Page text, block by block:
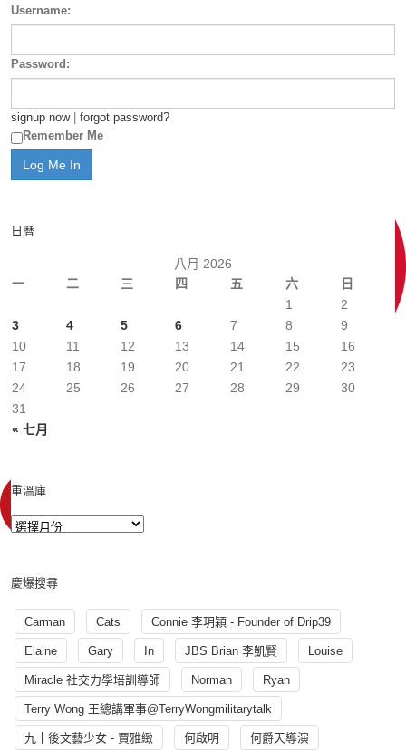
Username:
Password:
signup now| forgot password?
Remember Me
日曆
八月 2026
一
二 三 四 五 六 日
« 七月
1
2
3
4 5 6 7 8
9
10
11 12 13 14 15
16
17
18 19 20 21 22
23
24
25 26 27 28 29
30
31
重溫庫
慶爆搜尋
Carman Cats Connie 李玥穎 - Founder of Drip39
Elaine Gary In JBS Brian 李凱賢 Louise
Miracle 社交力學培訓導師 Norman Ryan
Terry Wong 王總講軍事@TerryWongmilitarytalk
九十後文藝少女 - 賈雅緻 何啟明 何爵天導演